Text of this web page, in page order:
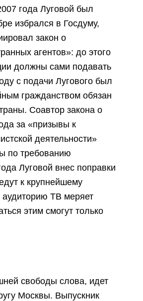
года Луговой был
избрался в Госдуму,
закон о
агентов»: до этого
должны сами подавать
с подачи Лугового был
гражданством обязан
Соавтор закона о
за «призывы к
деятельности»
по требованию
Луговой внес поправки
к крупнейшему
аудиторию ТВ меряет
этим смогут только
свободы слова, идет
Москвы. Выпускник